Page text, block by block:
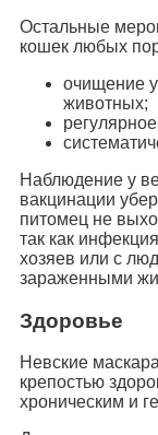
Остальные
кошек любых
очищение
животных;
Наблюдение у
вакцинации
питомец не
так как
хозяев или с
зараженными
Здоровье
Невские
крепостью
хроническим и